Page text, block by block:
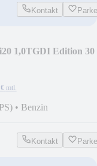
Kontakt
1,0TGDI Edition 30
mtl.
• Benzin
Kontakt